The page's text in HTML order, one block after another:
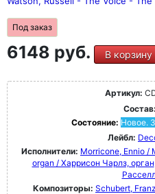
Под заказ
6148 руб. В корзину
Артикул:
Состав:
Состояние: Новое.
Лейбл:
Исполнители: Morricone, Ennio /
organ / Харрисон Чарлз, орган
Композиторы: Schubert,